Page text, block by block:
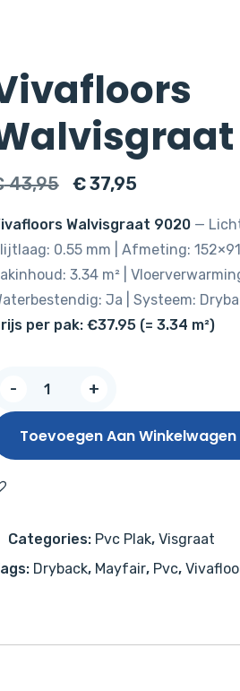
43,95
Oorspronkelijke
was:
€ 43,95.
€37,95Huidige
is:
€ 37,95.
Walvisgraat 9020— Licht
0.55 mm | Afmeting:
3.34 m² |
Ja | Systeem:
per pak: €37.95 (= 3.34 m²)
- +
Toevoegen Aan Winkelwagen
Categories: Pvc Plak, Visgraat
Dryback, Mayfair, Pvc,